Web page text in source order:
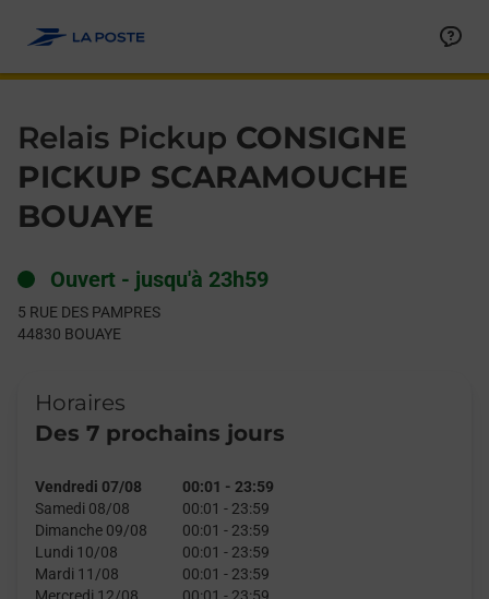
Relais Pickup CONSIGNE
PICKUP SCARAMOUCHE
BOUAYE
Ouvert - jusqu'à 23h59
5 RUE DES PAMPRES
44830 BOUAYE
Horaires
Des 7 prochains jours
Vendredi 07/08 00:01 - 23:59
Samedi 08/08
00:01 - 23:59
Dimanche 09/08
00:01 - 23:59
Lundi 10/08
00:01 - 23:59
Mardi 11/08
00:01 - 23:59